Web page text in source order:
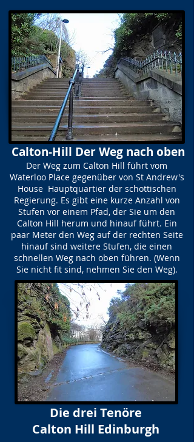
Calton-Hill Der Weg nach oben
Der Weg zum Calton Hill führt vom
Waterloo Place gegenüber von St Andrew's
House Hauptquartier der schottischen
Regierung. Es gibt eine kurze Anzahl von
Stufen vor einem Pfad, der Sie um den
Calton Hill herum und hinauf führt. Ein
paar Meter den Weg auf der rechten Seite
hinauf sind weitere Stufen, die einen
schnellen Weg nach oben führen. (Wenn
Sie nicht fit sind, nehmen Sie den Weg).
Die drei Tenöre
Calton Hill Edinburgh